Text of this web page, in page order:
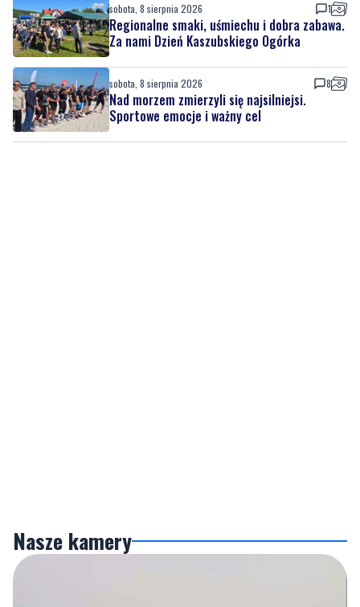
sobota, 8 sierpnia 2026 1
Regionalne smaki, uśmiechu i dobra zabawa.
Za nami Dzień Kaszubskiego Ogórka
sobota, 8 sierpnia 2026 8
Nad morzem zmierzyli się najsilniejsi.
Sportowe emocje i ważny cel
Nasze kamery